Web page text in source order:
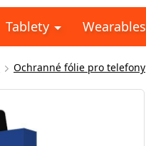
Tablety Wearables
Ochranné fólie pro telefony